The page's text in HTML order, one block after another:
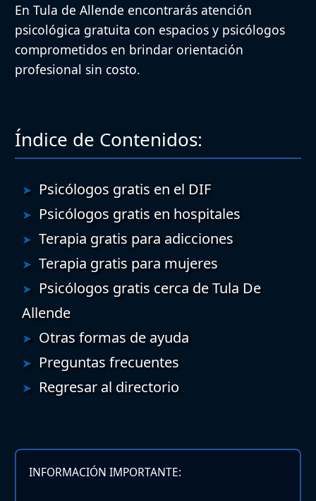
En Tula de Allende encontrarás atención
psicológica gratuita con espacios y psicólogos
comprometidos en brindar orientación
profesional sin costo.
Índice de Contenidos:
Psicólogos gratis en el DIF
Psicólogos gratis en hospitales
Terapia gratis para adicciones
Terapia gratis para mujeres
Psicólogos gratis cerca de Tula De
Allende
Otras formas de ayuda
Preguntas frecuentes
Regresar al directorio
INFORMACIÓN IMPORTANTE: